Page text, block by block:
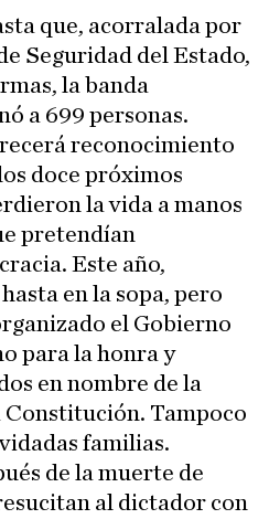
que, acorralada por
Seguridad del Estado,
la banda
a 699 personas.
reconocimiento
doce próximos
la vida a manos
pretendían
Este año,
en la sopa, pero
el Gobierno
para la honra y
en nombre de la
Constitución. Tampoco
familias.
de la muerte de
al dictador con